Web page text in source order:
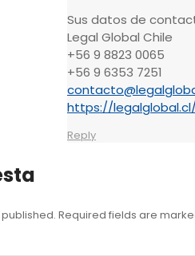
Sus datos de
Legal Global Chile
+56 9 8823 0065
+56 9 6353 7251
https://
Reply
Required fields are